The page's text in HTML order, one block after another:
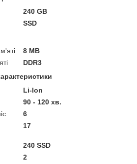
240 GB
SSD
8 MB
DDR3
Li-Ion
90 - 120 хв.
6
17
240 SSD
2